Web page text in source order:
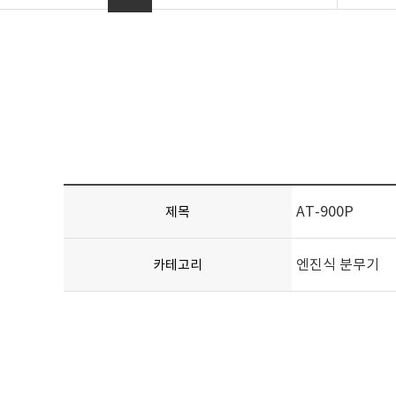
제목 AT-900P
카테고리 엔진식 분무기